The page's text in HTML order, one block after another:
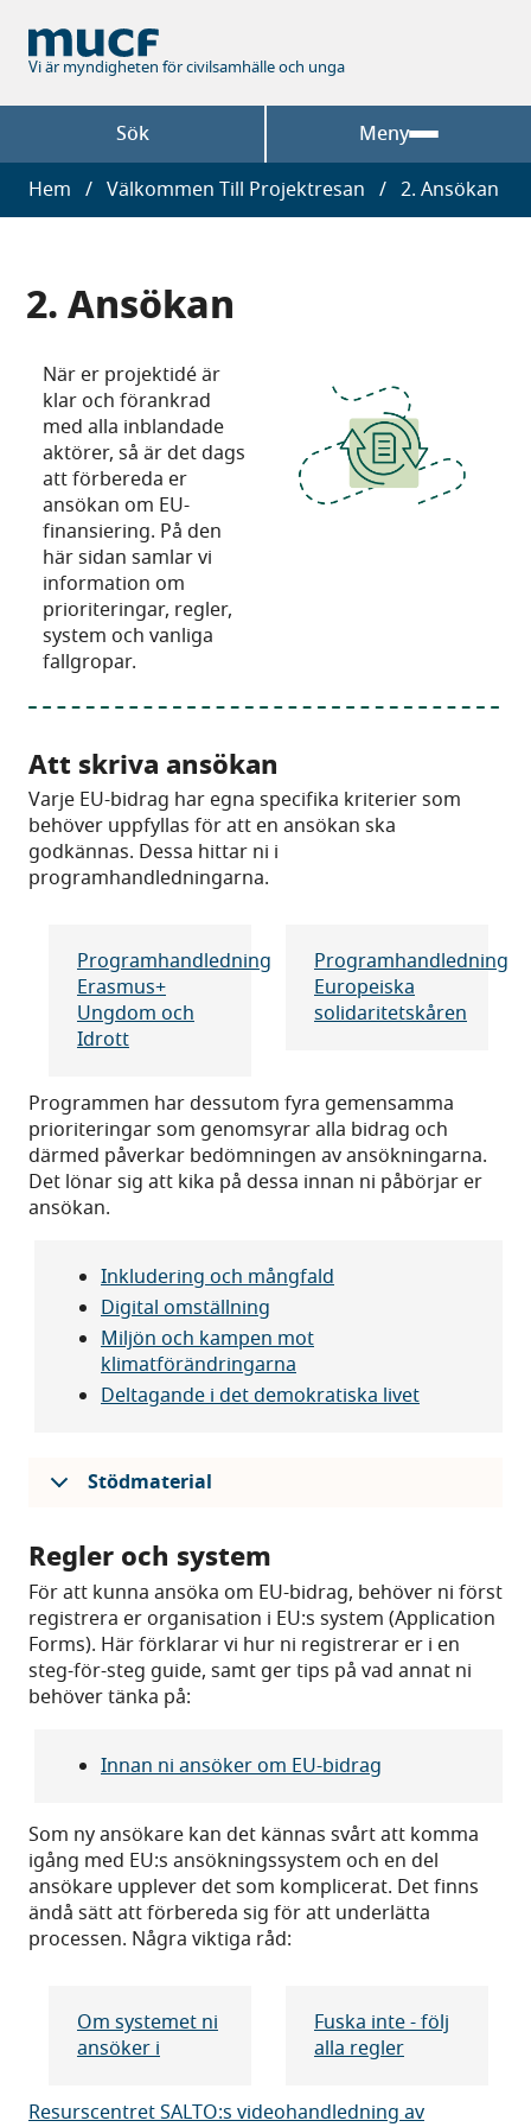
huvudinnehåll
Vi är myndigheten för civilsamhälle och unga
Sök Meny
Länkstig
Hem Välkommen Till Projektresan 2. Ansökan
2. Ansökan
När er projektidé är
klar och förankrad
med alla inblandade
aktörer, så är det dags
att förbereda er
ansökan om EU-
finansiering. På den
här sidan samlar vi
information om
prioriteringar, regler,
system och vanliga
fallgropar.
Att skriva ansökan
Varje EU-bidrag har egna specifika kriterier som
behöver uppfyllas för att en ansökan ska
godkännas. Dessa hittar ni i
programhandledningarna.
Programhandledning
Erasmus+
Ungdom och
Idrott
Programhandledning
Europeiska
solidaritetskåren
Programmen har dessutom fyra gemensamma
prioriteringar som genomsyrar alla bidrag och
därmed påverkar bedömningen av ansökningarna.
Det lönar sig att kika på dessa innan ni påbörjar er
ansökan.
Inkludering och mångfald
Digital omställning
Miljön och kampen mot
klimatförändringarna
Deltagande i det demokratiska livet
Stödmaterial
Regler och system
För att kunna ansöka om EU-bidrag, behöver ni först
registrera er organisation i EU:s system (Application
Forms). Här förklarar vi hur ni registrerar er i en
steg-för-steg guide, samt ger tips på vad annat ni
behöver tänka på:
Innan ni ansöker om EU-bidrag
Som ny ansökare kan det kännas svårt att komma
igång med EU:s ansökningssystem och en del
ansökare upplever det som komplicerat. Det finns
ändå sätt att förbereda sig för att underlätta
processen. Några viktiga råd:
Om systemet ni
ansöker i
Fuska inte - följ
alla regler
Resurscentret SALTO:s videohandledning av